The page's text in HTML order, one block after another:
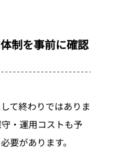
制を事前に確認
て終わりではありま
・運用コストも予
要があります。